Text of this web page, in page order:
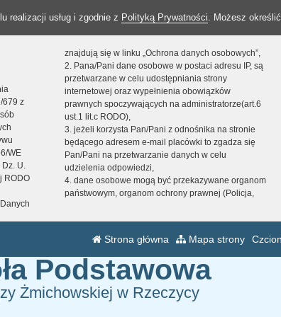
realizacji usług i zgodnie z Polityką Prywatności. Możesz
679 z
WE
U.
RODO
znajdują się w linku „Ochrona danych osobowych”,
2. Pana/Pani dane osobowe w postaci adresu IP, są
przetwarzane w celu udostępniania strony
internetowej oraz wypełnienia obowiązków
prawnych spoczywających na administratorze(art.6
ust.1 lit.c RODO),
3. jeżeli korzysta Pan/Pani z odnośnika na stronie
będącego adresem e-mail placówki to zgadza się
Pan/Pani na przetwarzanie danych w celu
udzielenia odpowiedzi,
4. dane osobowe mogą być przekazywane organom
państwowym, organom ochrony prawnej (Policja,
Strona główna Mapa strony
Podstawowa
Żmichowskiej w Rzeczycy